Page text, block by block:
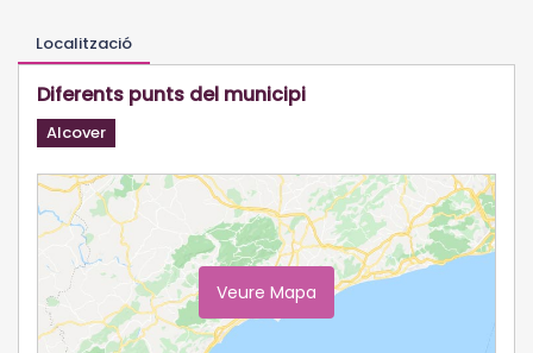
Localització
Diferents punts del municipi
Alcover
Veure Mapa